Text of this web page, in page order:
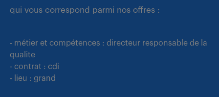
qui vous correspond parmi nos offres :
- métier et compétences : directeur responsable de la
qualite
- contrat : cdi
- lieu : grand